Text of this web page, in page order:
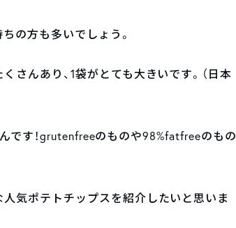
の方も多いでしょう。
んあり、1袋がとても大きいです。（日本
です！grutenfreeのものや98%fatfreeのもの
気ポテトチップスを紹介したいと思いま